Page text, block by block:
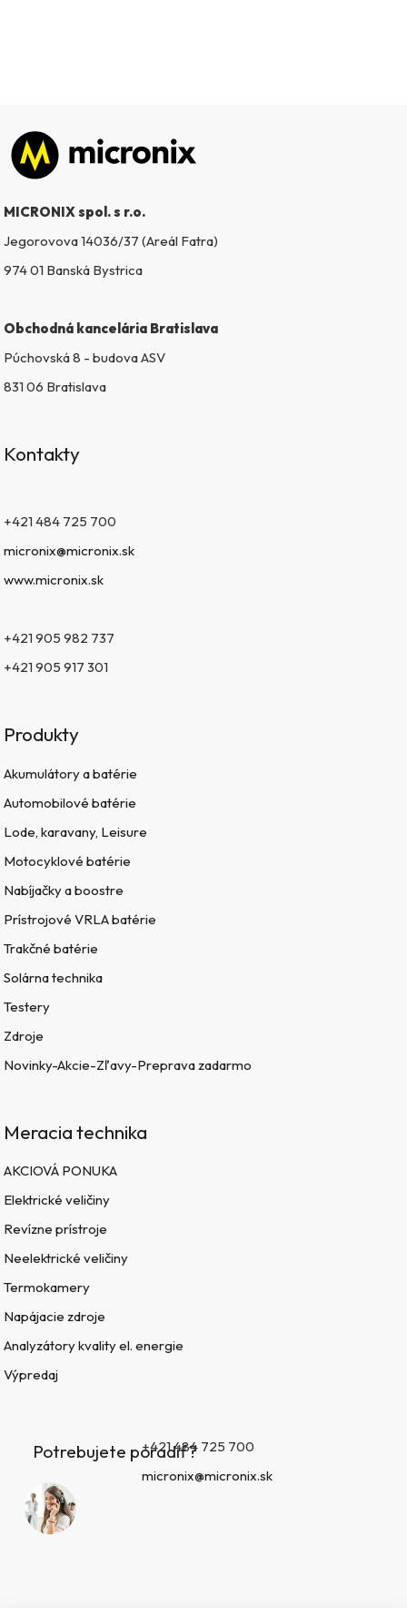
Zápätie
MICRONIX spol. s r.o.
Jegorovova 14036/37 (Areál Fatra)
974 01 Banská Bystrica
Obchodná kancelária Bratislava
Púchovská 8 - budova ASV
831 06 Bratislava
Kontakty
+421 484 725 700
micronix@micronix.sk
www.micronix.sk
+421 905 982 737
+421 905 917 301
Produkty
Akumulátory a batérie
Automobilové batérie
Lode, karavany, Leisure
Motocyklové batérie
Nabíjačky a boostre
Prístrojové VRLA batérie
Trakčné batérie
Solárna technika
Testery
Zdroje
Novinky-Akcie-Zľavy-Preprava zadarmo
Meracia technika
AKCIOVÁ PONUKA
Elektrické veličiny
Revízne prístroje
Neelektrické veličiny
Termokamery
Napájacie zdroje
Analyzátory kvality el. energie
Výpredaj
Potrebujete poradiť?+421 484 725 700
micronix@micronix.sk